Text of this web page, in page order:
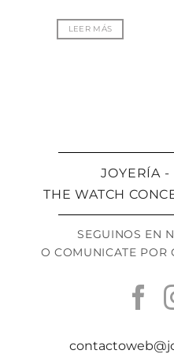
LEER MÁS
JOYERÍA -
THE WATCH
SEGUINOS EN
O COMUNICATE POR